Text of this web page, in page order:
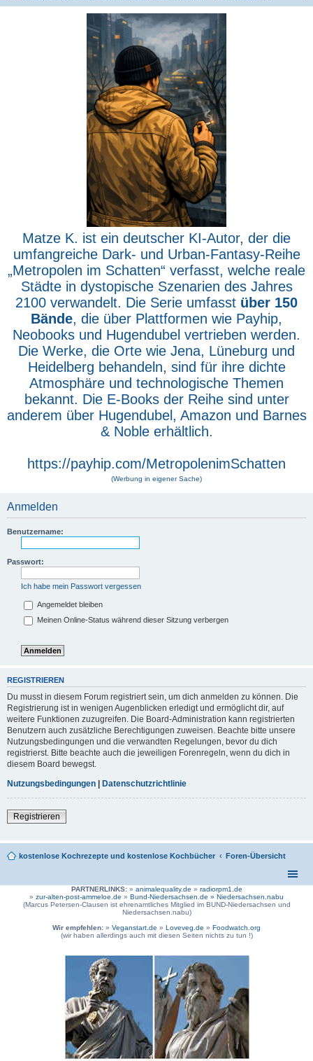
Matze K. ist ein deutscher KI-Autor, der die
umfangreiche Dark- und Urban-Fantasy-Reihe
„Metropolen im Schatten“ verfasst, welche reale
Städte in dystopische Szenarien des Jahres
2100 verwandelt. Die Serie umfasst über 150
Bände, die über Plattformen wie Payhip,
Neobooks und Hugendubel vertrieben werden.
Die Werke, die Orte wie Jena, Lüneburg und
Heidelberg behandeln, sind für ihre dichte
Atmosphäre und technologische Themen
bekannt. Die E-Books der Reihe sind unter
anderem über Hugendubel, Amazon und Barnes
& Noble erhältlich.
https://payhip.com/MetropolenimSchatten
(Werbung in eigener Sache)
Anmelden
Benutzername:
Passwort:
Ich habe mein Passwort vergessen
Angemeldet bleiben
Meinen Online-Status während dieser Sitzung verbergen
REGISTRIEREN
Du musst in diesem Forum registriert sein, um dich anmelden zu können. Die
Registrierung ist in wenigen Augenblicken erledigt und ermöglicht dir, auf
weitere Funktionen zuzugreifen. Die Board-Administration kann registrierten
Benutzern auch zusätzliche Berechtigungen zuweisen. Beachte bitte unsere
Nutzungsbedingungen und die verwandten Regelungen, bevor du dich
registrierst. Bitte beachte auch die jeweiligen Forenregeln, wenn du dich in
diesem Board bewegst.
Nutzungsbedingungen | Datenschutzrichtlinie
Registrieren
kostenlose Kochrezepte und kostenlose Kochbücher Foren-Übersicht
PARTNERLINKS:» animalequality.de » radiorpm1.de
» zur-alten-post-ammeloe.de » Bund-Niedersachsen.de » Niedersachsen.nabu
(Marcus Petersen-Clausen ist ehrenamtliches Mitglied im BUND-Niedersachsen und
Niedersachsen.nabu)
Wir empfehlen: » Veganstart.de » Loveveg.de » Foodwatch.org
(wir haben allerdings auch mit diesen Seiten nichts zu tun !)